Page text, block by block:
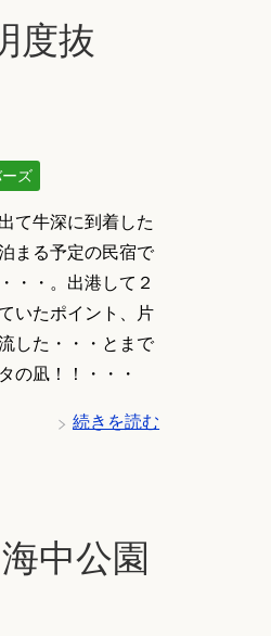
度抜
ーズ
て牛深に到着した
まる予定の民宿で
・・。出港して２
いたポイント、片
した・・・とまで
の凪！！・・・
続きを読む
中公園